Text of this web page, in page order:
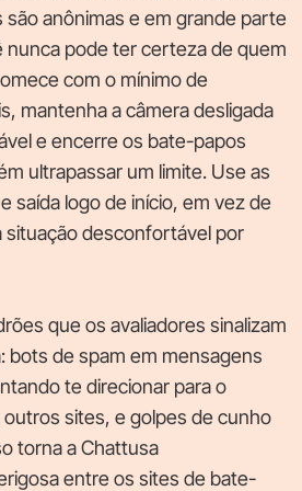
são anônimas e em grande parte
nunca pode ter certeza de quem
com o mínimo de
mantenha a câmera desligada
e encerre os bate-papos
ultrapassar um limite. Use as
saída logo de início, em vez de
situação desconfortável por
que os avaliadores sinalizam
bots de spam em mensagens
te direcionar para o
sites, e golpes de cunho
torna a Chattusa
entre os sites de bate-